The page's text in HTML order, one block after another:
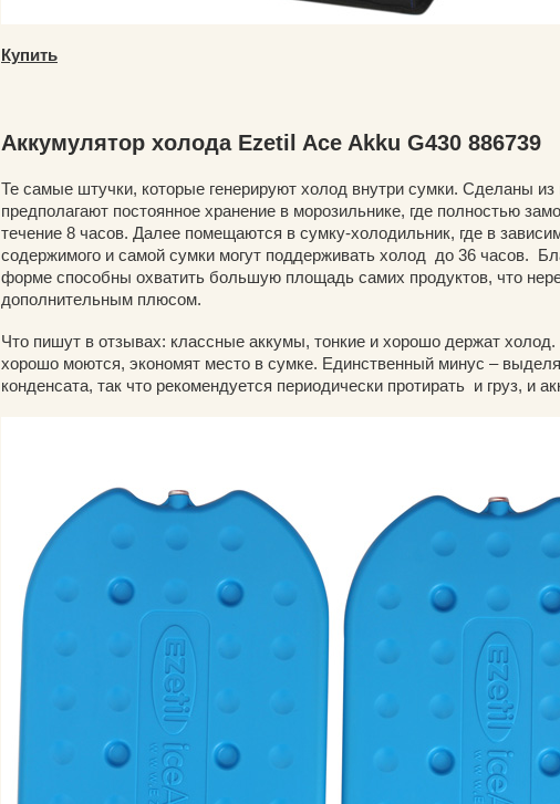
Купить
Аккумулятор холода Ezetil Ace Akku G430 886739
Те самые штучки, которые генерируют холод внутри сумки. Сделаны из
предполагают постоянное хранение в морозильнике, где полностью
течение 8 часов. Далее помещаются в сумку-холодильник, где в
содержимого и самой сумки могут поддерживать холод до 36 часов.
форме способны охватить большую площадь самих продуктов, что
дополнительным плюсом.
Что пишут в отзывах: классные аккумы, тонкие и хорошо держат
хорошо моются, экономят место в сумке. Единственный минус –
конденсата, так что рекомендуется периодически протирать и груз, и